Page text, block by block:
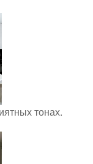
тонах.